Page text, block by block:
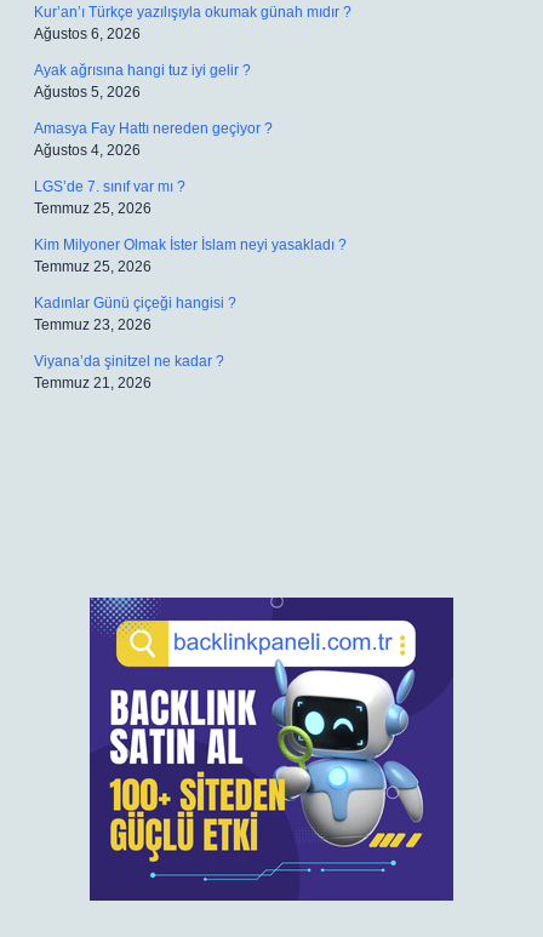
Kur’an’ı Türkçe yazılışıyla okumak günah mıdır ?
Ağustos 6, 2026
Ayak ağrısına hangi tuz iyi gelir ?
Ağustos 5, 2026
Amasya Fay Hattı nereden geçiyor ?
Ağustos 4, 2026
LGS’de 7. sınıf var mı ?
Temmuz 25, 2026
Kim Milyoner Olmak İster İslam neyi yasakladı ?
Temmuz 25, 2026
Kadınlar Günü çiçeği hangisi ?
Temmuz 23, 2026
Viyana’da şinitzel ne kadar ?
Temmuz 21, 2026